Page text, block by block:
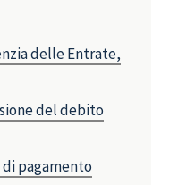
delle Entrate,
del debito
pagamento